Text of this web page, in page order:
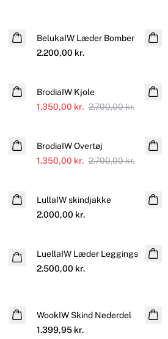
Online Exclusive
BelukaIW Læder Bomber
2.200,00 kr.
BrodiaIW Kjole
1.350,00 kr. 2.700,00 kr.
BrodiaIW Overtøj
1.350,00 kr. 2.700,00 kr.
LullaIW skindjakke
2.000,00 kr.
LuellaIW Læder Leggings
2.500,00 kr.
WookIW Skind Nederdel
1.399,95 kr.